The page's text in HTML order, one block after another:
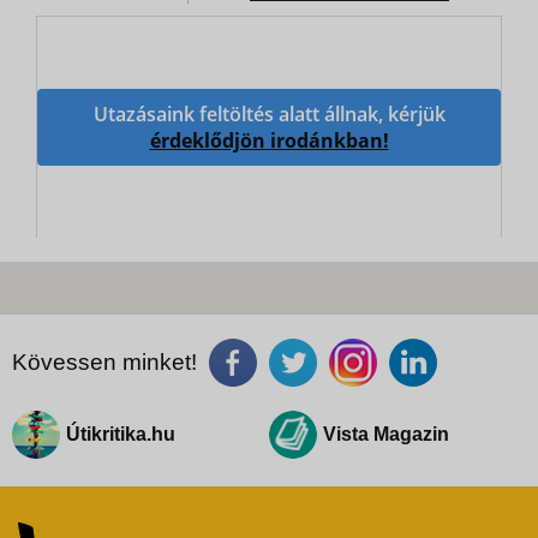
Utazásaink feltöltés alatt állnak, kérjük
érdeklődjön irodánkban!
Kövessen minket!
Útikritika.hu Vista Magazin